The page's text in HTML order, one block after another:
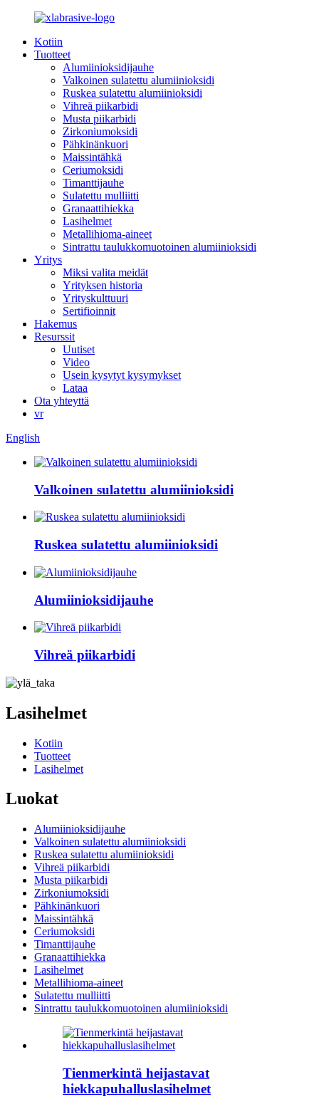
Kotiin
Tuotteet
Alumiinioksidijauhe
Valkoinen sulatettu alumiinioksidi
Ruskea sulatettu alumiinioksidi
Vihreä piikarbidi
Musta piikarbidi
Zirkoniumoksidi
Pähkinänkuori
Maissintähkä
Ceriumoksidi
Timanttijauhe
Sulatettu mulliitti
Granaattihiekka
Lasihelmet
Metallihioma-aineet
Sintrattu taulukkomuotoinen alumiinioksidi
Yritys
Miksi valita meidät
Yrityksen historia
Yrityskulttuuri
Sertifioinnit
Hakemus
Resurssit
Uutiset
Video
Usein kysytyt kysymykset
Lataa
Ota yhteyttä
vr
English
Valkoinen sulatettu alumiinioksidi
Ruskea sulatettu alumiinioksidi
Alumiinioksidijauhe
Vihreä piikarbidi
Lasihelmet
Kotiin
Tuotteet
Lasihelmet
Luokat
Alumiinioksidijauhe
Valkoinen sulatettu alumiinioksidi
Ruskea sulatettu alumiinioksidi
Vihreä piikarbidi
Musta piikarbidi
Zirkoniumoksidi
Pähkinänkuori
Maissintähkä
Ceriumoksidi
Timanttijauhe
Granaattihiekka
Lasihelmet
Metallihioma-aineet
Sulatettu mulliitti
Sintrattu taulukkomuotoinen alumiinioksidi
Tienmerkintä heijastavat
hiekkapuhalluslasihelmet